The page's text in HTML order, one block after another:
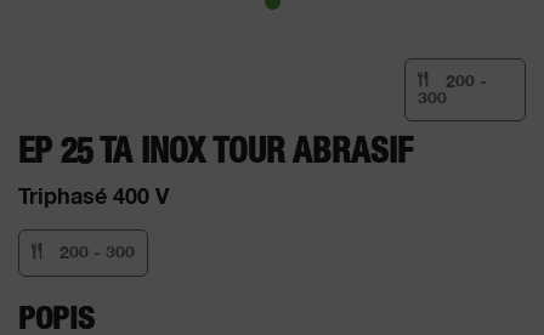
200 -
300
EP 25 TA INOX TOUR ABRASIF
Triphasé 400 V
200 - 300
POPIS